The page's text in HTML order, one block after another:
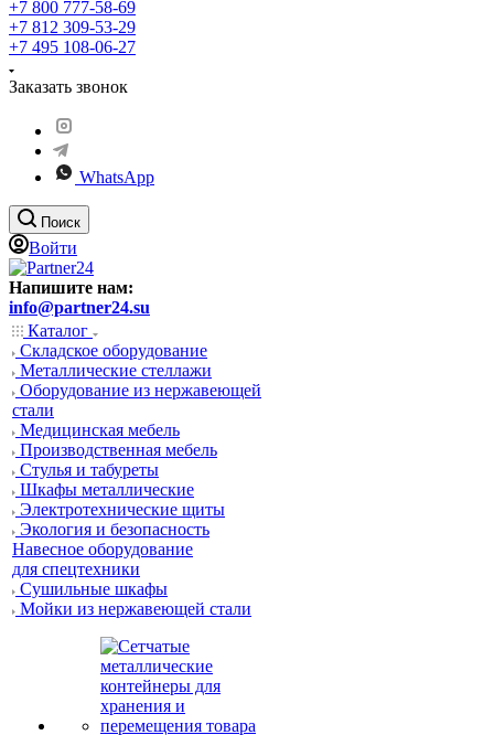
+7 800 777-58-69
+7 812 309-53-29
+7 495 108-06-27
Заказать звонок
WhatsApp
Поиск
Войти
Напишите нам:
info@partner24.su
Каталог
Складское оборудование
Металлические стеллажи
Оборудование из нержавеющей
стали
Медицинская мебель
Производственная мебель
Стулья и табуреты
Шкафы металлические
Электротехнические щиты
Экология и безопасность
Навесное оборудование
для спецтехники
Сушильные шкафы
Мойки из нержавеющей стали